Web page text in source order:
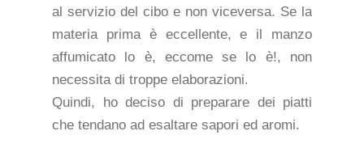
al servizio del cibo e non viceversa. Se la
materia prima è eccellente, e il manzo
affumicato lo è, eccome se lo è!, non
necessita di troppe elaborazioni.
Quindi, ho deciso di preparare dei piatti
che tendano ad esaltare sapori ed aromi.